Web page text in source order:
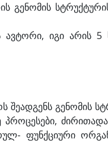
გენომის
იგი არის 5
შეადგენს გენომის
პროცესები,
ფუნქციური